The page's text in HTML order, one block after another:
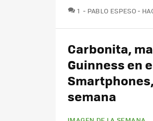
1 COMENTARIOS
PABLO ESPESO
Carbonita,
Guinness en
semana